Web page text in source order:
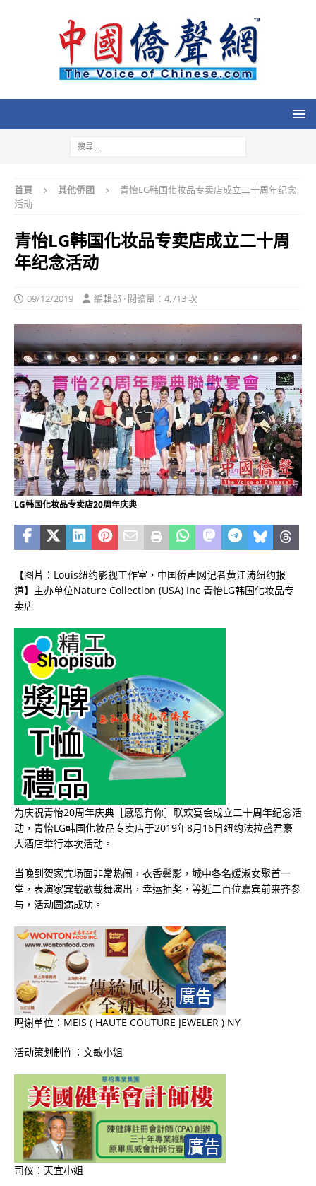
首頁 其他侨团
青怡LG韩国化妆品专卖店成立二十周年纪念
活动
青怡LG韩国化妆品专卖店成立二十周
年纪念活动
09/12/2019 編輯部 · 閱讀量：4,713 次
LG韩国化妆品专卖店20周年庆典
【图片：Louis纽约影视工作室，中国侨声网记者黄江涛纽约报
道】主办单位Nature Collection (USA) Inc 青怡LG韩国化妆品专
卖店
为庆祝青怡20周年庆典［感恩有你］联欢宴会成立二十周年纪念活
动，青怡LG韩国化妆品专卖店于2019年8月16日纽约法拉盛君豪
大酒店举行本次活动。
当晚到贺家宾场面非常热闹，衣香鬓影，城中各名媛淑女聚首一
堂，表演家宾载歌载舞演出，幸运抽奖，等近二百位嘉宾前来齐参
与，活动圆満成功。
鸣谢单位： MEIS ( HAUTE COUTURE JEWELER ) NY
活动策划制作：文敏小姐
司仪：天宜小姐